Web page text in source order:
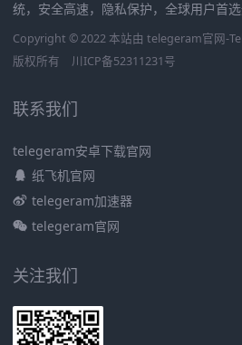
统，安全高速，隐私保护，全球用户首选
Copyright © 2022 本站由 telegeram官网-
版权所有
川ICP备52311231号
联系我们
telegeram安卓下载官网
纸飞机官网
telegeram加速器
telegeram官网
关注我们